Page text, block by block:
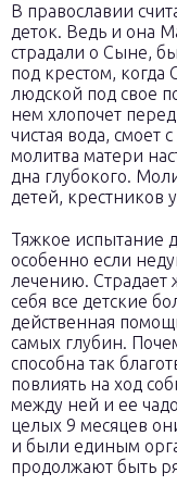
В православии
деток. Ведь и она
страдали о Сыне,
под крестом,
людской под свое
нем хлопочет
чистая вода, смоет
молитва матери
дна глубокого.
детей, крестников
Тяжкое испытание
особенно если
лечению. Страдает
себя все детские
действенная
самых глубин.
способна так
повлиять на ход
между ней и ее
целых 9 месяцев
и были единым
продолжают быть